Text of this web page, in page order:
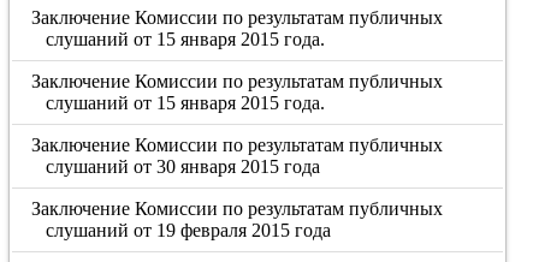
Заключение Комиссии по результатам публичных
слушаний от 15 января 2015 года.
Заключение Комиссии по результатам публичных
слушаний от 15 января 2015 года.
Заключение Комиссии по результатам публичных
слушаний от 30 января 2015 года
Заключение Комиссии по результатам публичных
слушаний от 19 февраля 2015 года